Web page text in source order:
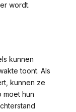
wordt.
kunnen
toont. Als
kunnen ze
moet hun